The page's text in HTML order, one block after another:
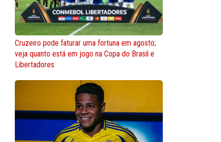
Cruzeiro pode faturar uma fortuna em agosto;
veja quanto está em jogo na Copa do Brasil e
Libertadores